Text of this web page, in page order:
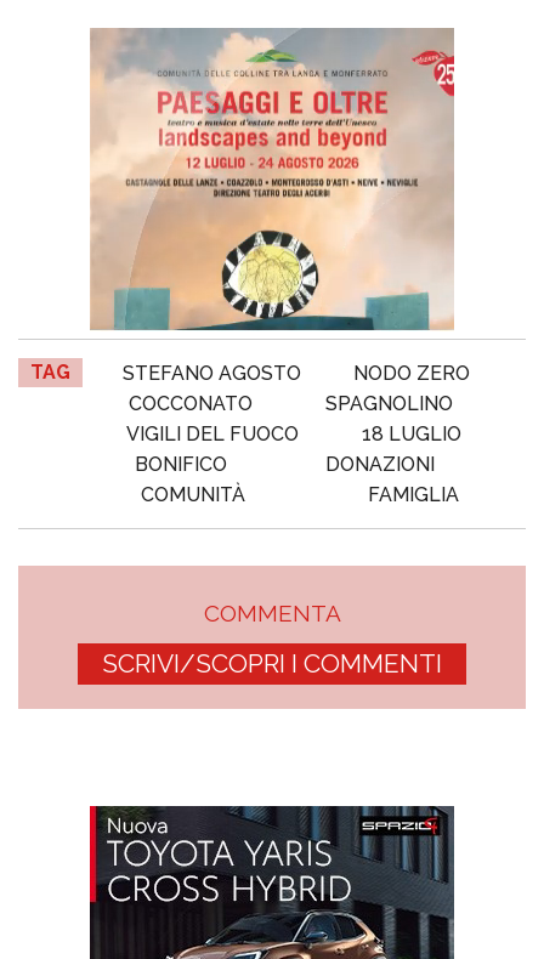
TAG STEFANO AGOSTO
NODO ZERO
COCCONATO
SPAGNOLINO
VIGILI DEL FUOCO
18 LUGLIO
BONIFICO
DONAZIONI
COMUNITÀ
FAMIGLIA
COMMENTA
SCRIVI/SCOPRI I COMMENTI